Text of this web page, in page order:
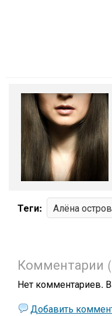
Теги: Алёна
Комментарии
Нет комментариев.
Добавить